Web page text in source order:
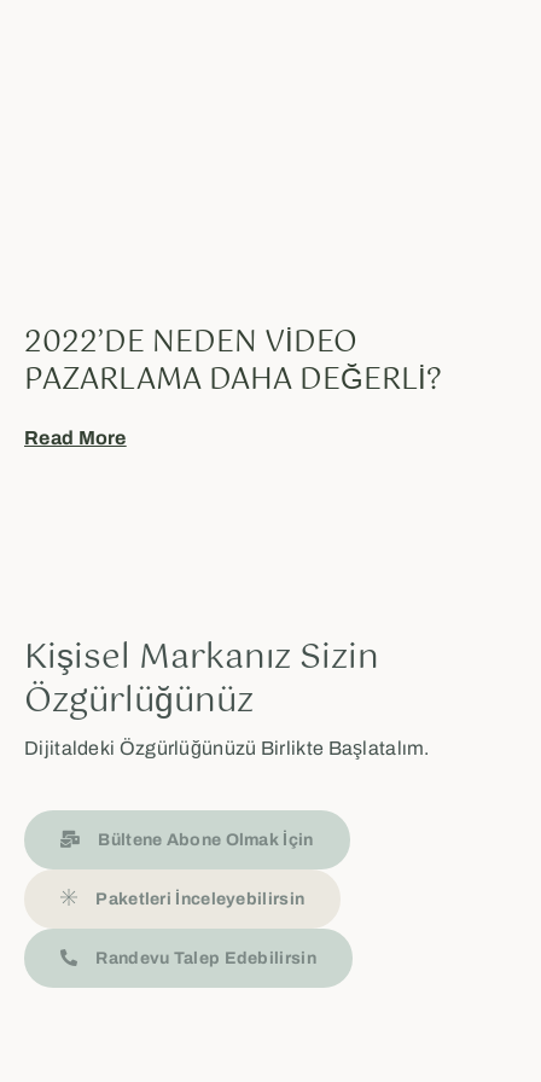
2022’DE NEDEN VIDEO
PAZARLAMA DAHA DEĞERLI?
Read More
Kişisel Markanız Sizin
Özgürlüğünüz
Dijitaldeki Özgürlüğünüzü Birlikte Başlatalım.
Bültene Abone Olmak İçin
Paketleri İnceleyebilirsin
Randevu Talep Edebilirsin